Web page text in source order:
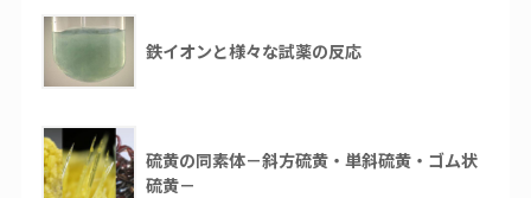
鉄イオンと様々な試薬の反応
硫黄の同素体－斜方硫黄・単斜硫黄・ゴム状
硫黄－